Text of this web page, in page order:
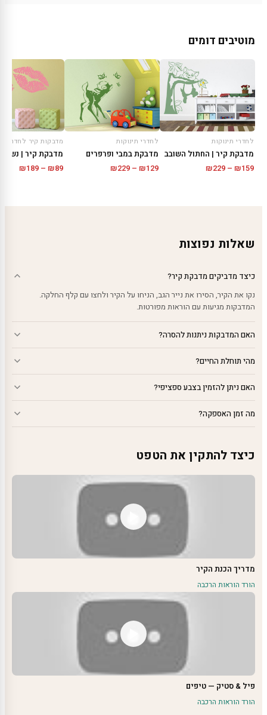
מוטיבים דומים
לחדרי תינוקות
מדבקת קיר | החתול השובב
₪159
–
₪229
לחדרי תינוקות
מדבקת במבי ופרפרים
₪129
–
₪229
מדבקות קיר לחדר
מדבקת קיר |
₪89
–
₪189
שאלות נפוצות
כיצד מדביקים מדבקת קיר?
נקו את הקיר, הסירו את נייר הגב, הניחו על הקיר ולחצו עם קלף החלקה.
המדבקות מגיעות עם הוראות מפורטות.
האם המדבקות ניתנות להסרה?
מהי תוחלת החיים?
האם ניתן להזמין בצבע ספציפי?
מה זמן האספקה?
כיצד להתקין את הטפט
מדריך הכנת הקיר
הורד הוראות הרכבה
פיל & סטיק — טיפים
הורד הוראות הרכבה